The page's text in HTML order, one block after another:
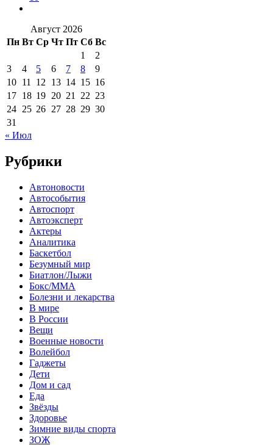
Август 2026
Пн Вт Ср Чт Пт Сб Вс
1
2
3
4 5 6 7 8
9
10 11 12 13 14 15 16
17 18 19 20 21 22 23
24 25 26 27 28 29 30
31
« Июл
Рубрики
Автоновости
Автособытия
Автоспорт
Автоэксперт
Актеры
Аналитика
Баскетбол
Безумный мир
Биатлон/Лыжи
Бокс/MMA
Болезни и лекарства
В мире
В России
Вещи
Военные новости
Волейбол
Гаджеты
Дети
Дом и сад
Еда
Звёзды
Здоровье
Зимние виды спорта
ЗОЖ